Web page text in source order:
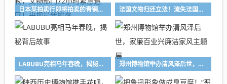
日本某拍卖行即将拍卖的青铜组器疑似我国非法流失文物，文物部门72小时紧急追回！央视最新披露 法国文物归还立法！流失法国的中国文物会返还吗？
LABUBU亮相马年春晚，揭秘背后故事 郑州博物馆举办清风泽后世，家廉百业兴廉洁家风主题展